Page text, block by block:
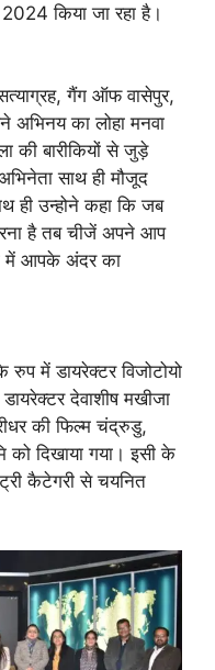
किया जा रहा है।
सत्याग्रह, गैंग ऑफ वासेपुर,
अभिनय का लोहा मनवा
बारीकियों से जुड़े
साथ ही मौजूद
ही उन्होने कहा कि जब
है तब चीजें अपने आप
में आपके अंदर का
में डायरेक्टर विजोटोयो
देवाशीष मखीजा
की फिल्म चंद्रुडु,
को दिखाया गया। इसी के
कैटेगरी से चयनित